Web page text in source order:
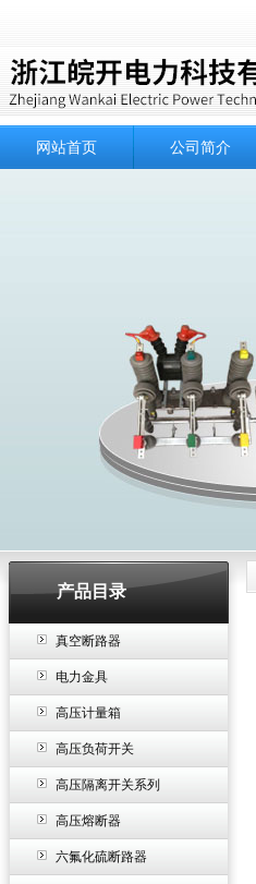
网站首页 公司简介
产品目录
真空断路器
电力金具
高压计量箱
高压负荷开关
高压隔离开关系列
高压熔断器
六氟化硫断路器